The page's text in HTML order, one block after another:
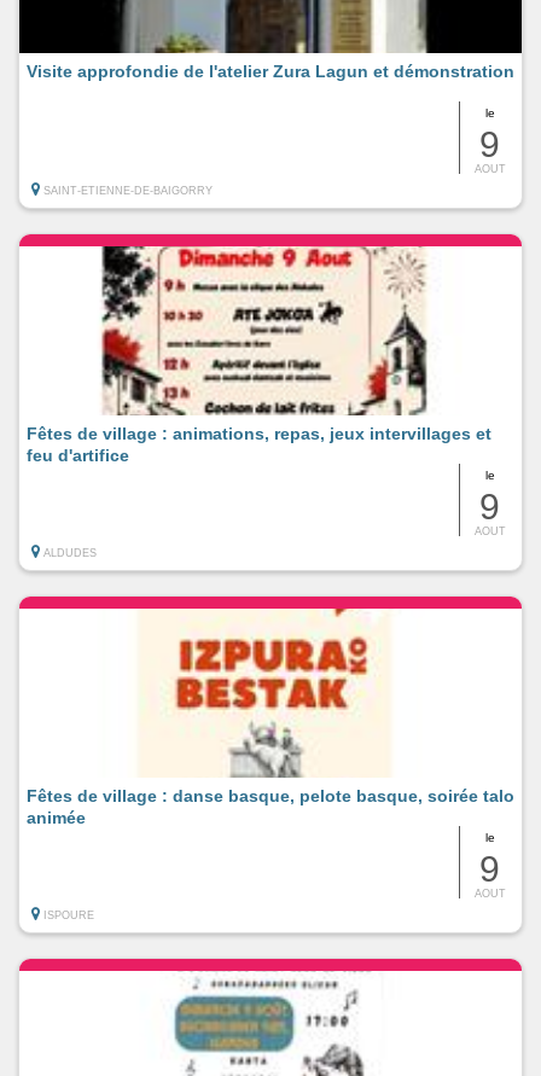
le
9
AOUT
Visite approfondie de l'atelier Zura Lagun et démonstration
SAINT-ETIENNE-DE-BAIGORRY
le
9
AOUT
Fêtes de village : animations, repas, jeux intervillages et
feu d'artifice
ALDUDES
le
9
AOUT
Fêtes de village : danse basque, pelote basque, soirée talo
animée
ISPOURE